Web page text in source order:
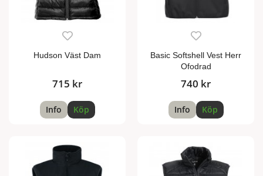
Hudson Väst Dam
715 kr
Info Köp
Basic Softshell Vest Herr
Ofodrad
740 kr
Info Köp